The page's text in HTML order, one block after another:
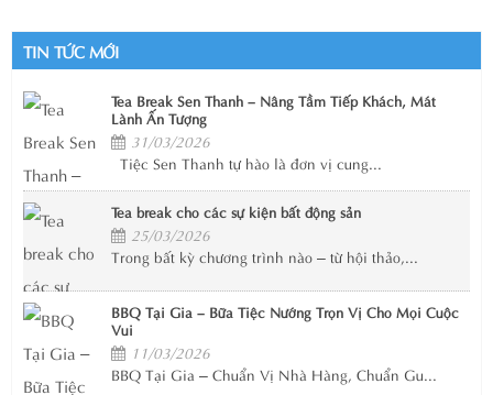
TIN TỨC MỚI
Tea Break Sen Thanh – Nâng Tầm Tiếp Khách, Mát
Lành Ấn Tượng
31/03/2026
Tiệc Sen Thanh tự hào là đơn vị cung...
Tea break cho các sự kiện bất động sản
25/03/2026
Trong bất kỳ chương trình nào – từ hội thảo,...
BBQ Tại Gia – Bữa Tiệc Nướng Trọn Vị Cho Mọi Cuộc
Vui
11/03/2026
BBQ Tại Gia – Chuẩn Vị Nhà Hàng, Chuẩn Gu...